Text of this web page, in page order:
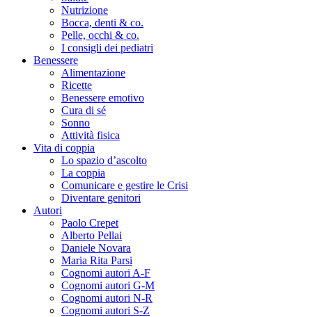
Nutrizione
Bocca, denti & co.
Pelle, occhi & co.
I consigli dei pediatri
Benessere
Alimentazione
Ricette
Benessere emotivo
Cura di sé
Sonno
Attività fisica
Vita di coppia
Lo spazio d’ascolto
La coppia
Comunicare e gestire le Crisi
Diventare genitori
Autori
Paolo Crepet
Alberto Pellai
Daniele Novara
Maria Rita Parsi
Cognomi autori A-F
Cognomi autori G-M
Cognomi autori N-R
Cognomi autori S-Z